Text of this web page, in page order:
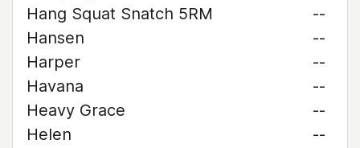
Hang Squat Snatch 5RM
--
Hansen
--
Harper
--
Havana
--
Heavy Grace
--
Helen
--